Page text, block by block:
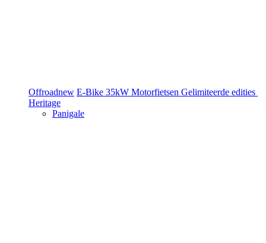
Offroadnew E-Bike 35kW Motorfietsen Gelimiteerde edities
Heritage
Panigale